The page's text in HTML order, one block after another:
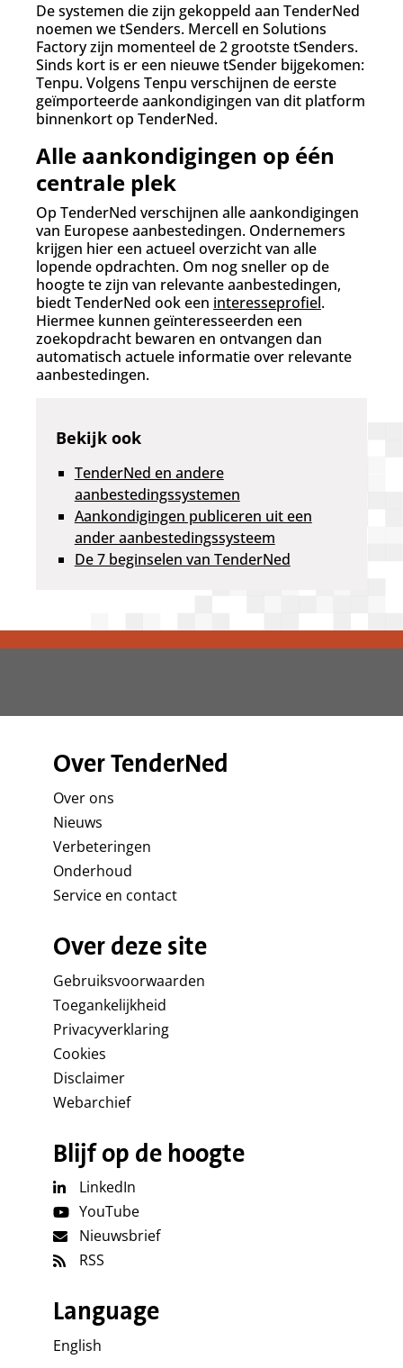
De systemen die zijn gekoppeld aan TenderNed
noemen we tSenders. Mercell en Solutions
Factory zijn momenteel de 2 grootste tSenders.
Sinds kort is er een nieuwe tSender bijgekomen:
Tenpu. Volgens Tenpu verschijnen de eerste
geïmporteerde aankondigingen van dit platform
binnenkort op TenderNed.
Alle aankondigingen op één
centrale plek
Op TenderNed verschijnen alle aankondigingen
van Europese aanbestedingen. Ondernemers
krijgen hier een actueel overzicht van alle
lopende opdrachten. Om nog sneller op de
hoogte te zijn van relevante aanbestedingen,
biedt TenderNed ook een interesseprofiel.
Hiermee kunnen geïnteresseerden een
zoekopdracht bewaren en ontvangen dan
automatisch actuele informatie over relevante
aanbestedingen.
Bekijk ook
TenderNed en andere
aanbestedingssystemen
Aankondigingen publiceren uit een
ander aanbestedingssysteem
De 7 beginselen van TenderNed
Over TenderNed
Over ons
Nieuws
Verbeteringen
Onderhoud
Service en contact
Over deze site
Gebruiksvoorwaarden
Toegankelijkheid
Privacyverklaring
Cookies
Disclaimer
Webarchief
Blijf op de hoogte
LinkedIn
YouTube
Nieuwsbrief
RSS
Language
English